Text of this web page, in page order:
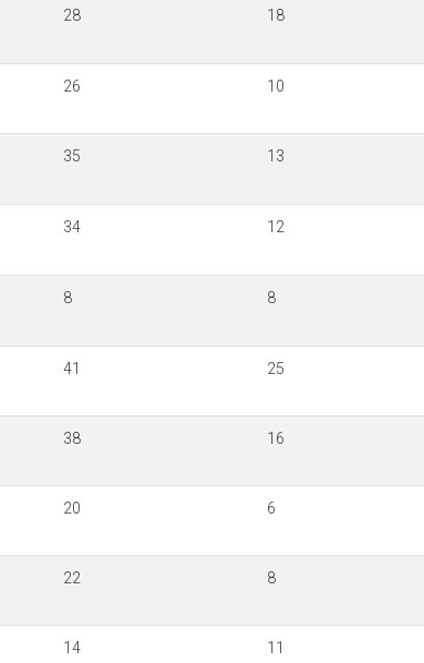
28 18
26 10
35 13
34 12
8 8
41 25
38 16
20 6
22 8
14 11